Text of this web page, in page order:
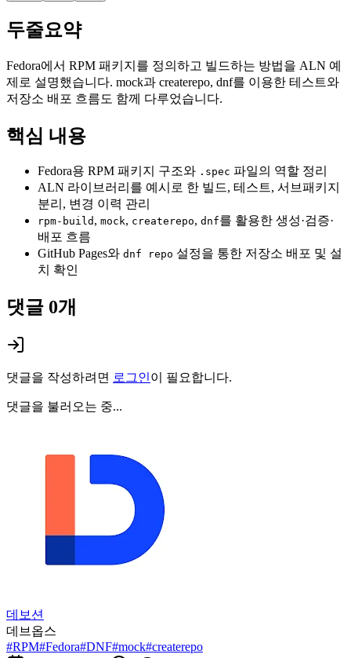
두줄요약
Fedora에서 RPM 패키지를 정의하고 빌드하는 방법을 ALN 예
제로 설명했습니다. mock과 createrepo, dnf를 이용한 테스트와
저장소 배포 흐름도 함께 다루었습니다.
핵심 내용
Fedora용 RPM 패키지 구조와 .spec 파일의 역할 정리
ALN 라이브러리를 예시로 한 빌드, 테스트, 서브패키지
분리, 변경 이력 관리
rpm-build , mock, createrepo, dnf를 활용한 생성·검증·
배포 흐름
GitHub Pages와 dnf repo 설정을 통한 저장소 배포 및 설
치 확인
댓글 0개
댓글을 작성하려면 로그인이 필요합니다.
댓글을 불러오는 중...
데보션
데브옵스
#RPM#Fedora#DNF#mock#createrepo